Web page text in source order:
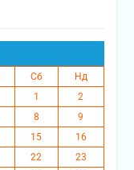
Сб
Нд
1
2
8
9
15
16
22
23